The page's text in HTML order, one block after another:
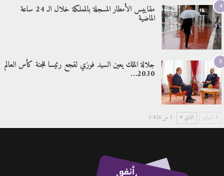
4 مقاييس الأمطار المسجلة بالمملكة خلال الـ 24 ساعة
الماضية
5 جلالة الملك يعين السيد فوزي لقجع رئيسا للجنة كأس العالم
2030…
السابق التالي 1 من 1٬426